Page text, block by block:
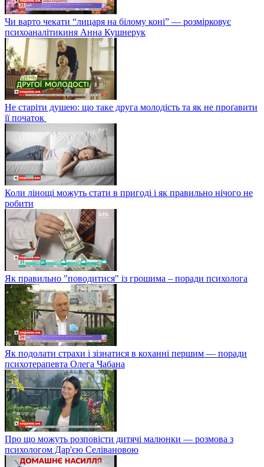
Чи варто чекати “лицаря на білому коні” — розмірковує
психоаналітикиня Анна Кушнерук
Не старіти душею: що таке друга молодість та як не проґавити
її початок
Коли лінощі можуть стати в пригоді і як правильно нічого не
робити
Як правильно "поводитися" із грошима – поради психолога
Як подолати страхи і зізнатися в коханні першим — поради
психотерапевта Олега Чабана
Про що можуть розповісти дитячі малюнки — розмова з
психологом Дар'єю Селівановою